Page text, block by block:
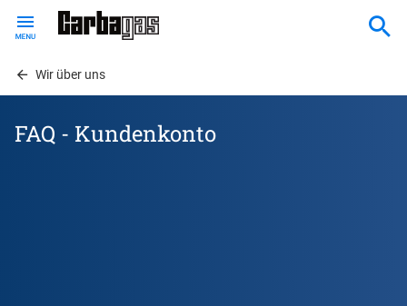
contentWir über uns
FAQ - Kundenkonto